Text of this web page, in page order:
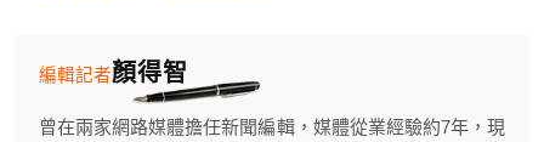
顏得智
編輯記者
曾在兩家網路媒體擔任新聞編輯，媒體從業經驗約7年，現